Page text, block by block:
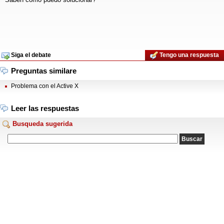
Siga el debate Tengo una respuesta
Preguntas similare
Problema con el Active X
Leer las respuestas
Busqueda sugerida